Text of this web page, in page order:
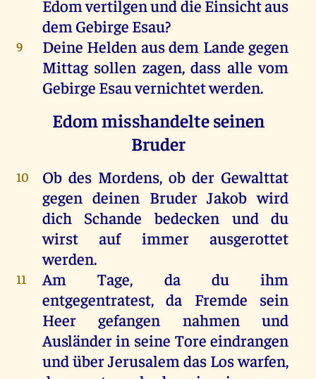
Edom vertilgen und die Einsicht aus
dem Gebirge Esau?
9
Deine Helden aus dem Lande gegen
Mittag sollen zagen, dass alle vom
Gebirge Esau vernichtet werden.
Edom misshandelte seinen
Bruder
10
Ob des Mordens, ob der Gewalttat
gegen deinen Bruder Jakob wird
dich Schande bedecken und du
wirst auf immer ausgerottet
werden.
11
Am Tage, da du ihm
entgegentratest, da Fremde sein
Heer gefangen nahmen und
Ausländer in seine Tore eindrangen
und über Jerusalem das Los warfen,